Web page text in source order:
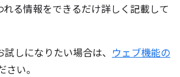
れる情報をできるだけ詳しく記載して
しになりたい場合は、 ウェブ機能の
さい。